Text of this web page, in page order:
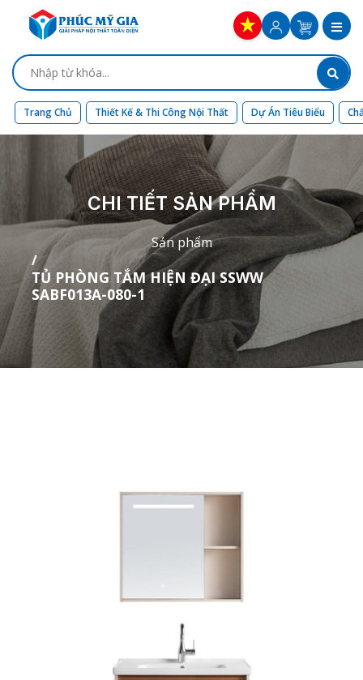
Trang Chủ Thiết Kế & Thi Công Nội Thất Dự Án Tiêu Biểu
CHI TIẾT SẢN PHẨM
Sản phẩm
TỦ PHÒNG TẮM HIỆN ĐẠI SSWW
SABF013A-080-1